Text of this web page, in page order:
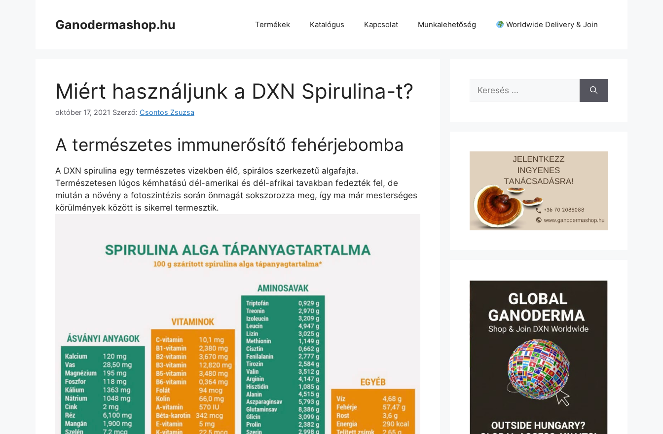
Ganodermashop.hu Termékek Katalógus Kapcsolat Munkalehetőség Worldwide Delivery & Join
Miért használjunk a DXN Spirulina-t?
október 17, 2021 Szerző: Csontos Zsuzsa
A természetes immunerősítő fehérjebomba
A DXN spirulina egy természetes vizekben élő, spirálos szerkezetű algafajta.
Természetesen lúgos kémhatású dél-amerikai és dél-afrikai tavakban fedezték fel, de
miután a növény a fotoszintézis során önmagát sokszorozza meg, így ma már mesterséges
körülmények között is sikerrel termesztik.
Keresés: